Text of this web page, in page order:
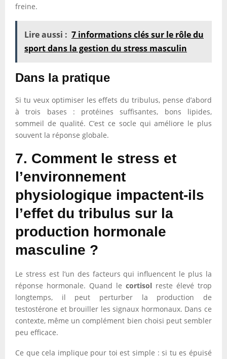
freine.
Lire aussi : 7 informations clés sur le rôle du
sport dans la gestion du stress masculin
Dans la pratique
Si tu veux optimiser les effets du tribulus, pense d’abord
à trois bases : protéines suffisantes, bons lipides,
sommeil de qualité. C’est ce socle qui améliore le plus
souvent la réponse globale.
7. Comment le stress et
l’environnement
physiologique impactent-ils
l’effet du tribulus sur la
production hormonale
masculine ?
Le stress est l’un des facteurs qui influencent le plus la
réponse hormonale. Quand le cortisol reste élevé trop
longtemps, il peut perturber la production de
testostérone et brouiller les signaux hormonaux. Dans ce
contexte, même un complément bien choisi peut sembler
peu efficace.
Ce que cela implique pour toi est simple : si tu es épuisé